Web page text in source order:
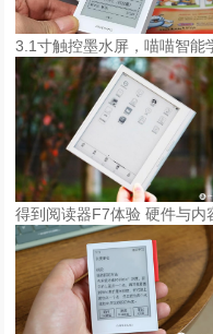
3.1寸触控墨水屏，喵喵智能
得到阅读器F7体验 硬件与内